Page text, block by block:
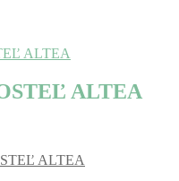
ALTEA
ALTEA